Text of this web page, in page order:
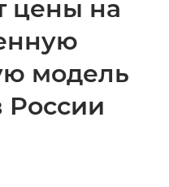
цены на
модель
России